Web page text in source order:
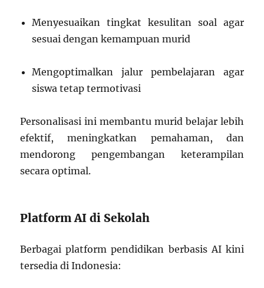
Menyesuaikan tingkat kesulitan soal agar
sesuai dengan kemampuan murid
Mengoptimalkan jalur pembelajaran agar
siswa tetap termotivasi
Personalisasi ini membantu murid belajar lebih
efektif, meningkatkan pemahaman, dan
mendorong pengembangan keterampilan
secara optimal.
Platform AI di Sekolah
Berbagai platform pendidikan berbasis AI kini
tersedia di Indonesia: